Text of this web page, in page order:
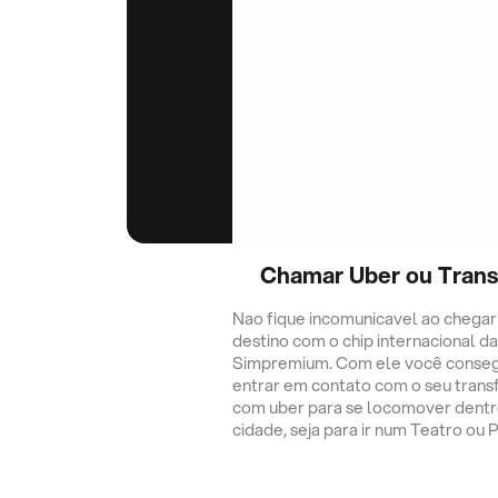
Chamar Uber ou
Nao fique incomunicavel ao
destino com o chip internacional da
Simpremium. Com ele você
entrar em contato com o seu
com uber para se locomover
cidade, seja para ir num Teatro ou